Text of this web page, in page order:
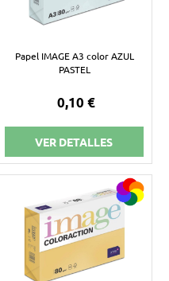
Papel IMAGE A3 color AZUL
PASTEL
0,10 €
VER DETALLES